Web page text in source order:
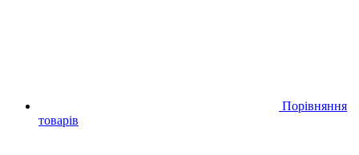
Порівняння
товарів